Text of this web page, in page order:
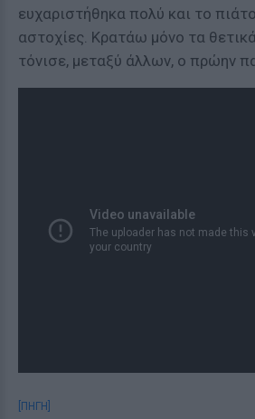
ευχαριστήθηκα πολύ και το
αστοχίες. Κρατάω μόνο τα
τόνισε, μεταξύ άλλων, ο πρώην
[ΠΗΓΗ]